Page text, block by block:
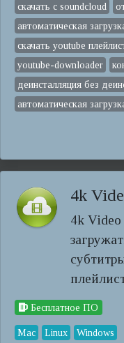
скачать с soundcloud
автоматическая
скачать youtube
youtube-downloader
деинсталляция без
автоматическая
4k
4k Video
Бесплатное ПО
Mac Linux Windows